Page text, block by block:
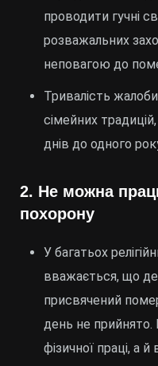
проводити гучні
розважальних
неповагою до
Тривалість
сімейних
днів до одного
2. Не можна
похорону
У багатьох
вважається, що
присвячений
день не
фізичної праці, а